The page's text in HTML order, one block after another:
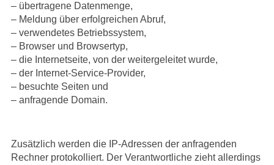
– übertragene Datenmenge,
– Meldung über erfolgreichen Abruf,
– verwendetes Betriebssystem,
– Browser und Browsertyp,
– die Internetseite, von der weitergeleitet wurde,
– der Internet-Service-Provider,
– besuchte Seiten und
– anfragende Domain.
Zusätzlich werden die IP-Adressen der anfragenden
Rechner protokolliert. Der Verantwortliche zieht allerdings